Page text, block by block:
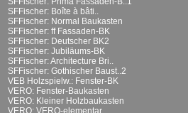
SFFischer: Boîte à bâti..
SFFischer: Normal Baukasten
SFFischer: ff Fassaden-BK
SFFischer: Deutscher BK2
SFFischer: Jubiläums-BK
SFFischer: Architecture Bri..
SFFischer: Gothischer Baust..2
VEB Holzspielw.: Fenster-BK
VERO: Fenster-Baukasten
VERO: Kleiner Holzbaukasten
VERO: VERO-elementar